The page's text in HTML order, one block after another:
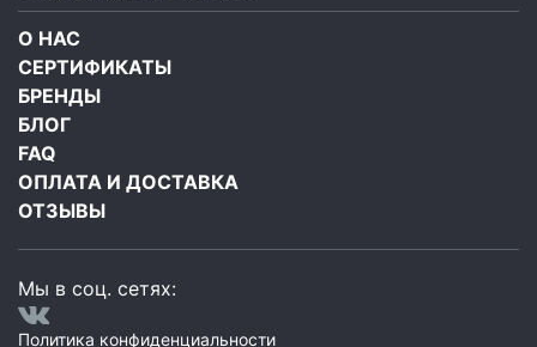
О НАС
СЕРТИФИКАТЫ
БРЕНДЫ
БЛОГ
FAQ
ОПЛАТА И ДОСТАВКА
ОТЗЫВЫ
Мы в соц. сетях:
Политика конфиденциальности